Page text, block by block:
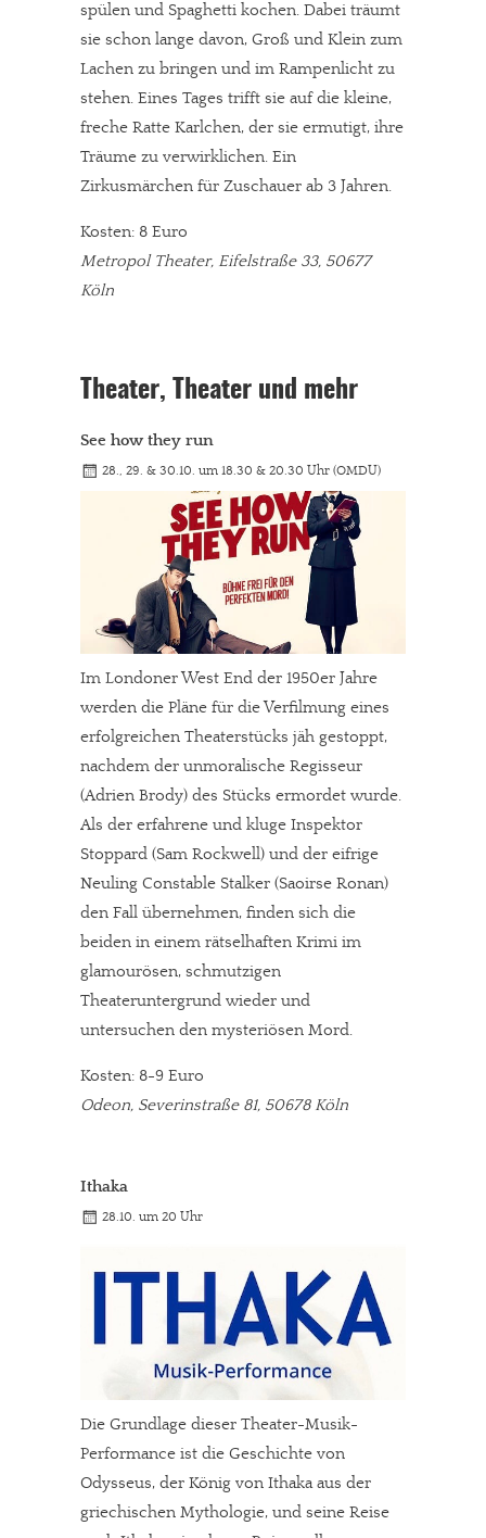
Dir gefällt unsere Arbeit?
meinesuedstadt.de finanziert sich durch Partnerprofile und
Werbung. Beide Einnahmequellen sind in den letzten Monaten
stark zurückgegangen.
spülen und Spaghetti kochen. Dabei träumt
sie schon lange davon, Groß und Klein zum
Lachen zu bringen und im Rampenlicht zu
stehen. Eines Tages trifft sie auf die kleine,
freche Ratte Karlchen, der sie ermutigt, ihre
Träume zu verwirklichen. Ein
Zirkusmärchen für Zuschauer ab 3 Jahren.
Kosten: 8 Euro
Metropol Theater, Eifelstraße 33, 50677
Köln
Theater, Theater und mehr
See how they run
28., 29. & 30.10. um 18.30 & 20.30 Uhr (OMDU)
Im Londoner West End der 1950er Jahre
werden die Pläne für die Verfilmung eines
erfolgreichen Theaterstücks jäh gestoppt,
nachdem der unmoralische Regisseur
(Adrien Brody) des Stücks ermordet wurde.
Als der erfahrene und kluge Inspektor
Stoppard (Sam Rockwell) und der eifrige
Neuling Constable Stalker (Saoirse Ronan)
den Fall übernehmen, finden sich die
beiden in einem rätselhaften Krimi im
glamourösen, schmutzigen
Theateruntergrund wieder und
untersuchen den mysteriösen Mord.
Kosten: 8-9 Euro
Odeon, Severinstraße 81, 50678 Köln
Ithaka
28.10. um 20 Uhr
Die Grundlage dieser Theater-Musik-
Performance ist die Geschichte von
Odysseus, der König von Ithaka aus der
griechischen Mythologie, und seine Reise